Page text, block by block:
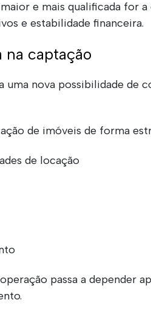
e mais qualificada for
e estabilidade financeira.
na captação
nova possibilidade de
de imóveis de forma
de locação
passa a depender